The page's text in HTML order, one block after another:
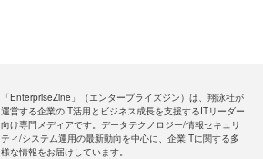
「EnterpriseZine」（エンタープライズジン）は、翔泳社が
運営する企業のIT活用とビジネス成長を支援するITリーダー
向け専門メディアです。データテクノロジー/情報セキュリ
ティ/システム運用の最新動向を中心に、企業ITに関する多
様な情報をお届けしています。